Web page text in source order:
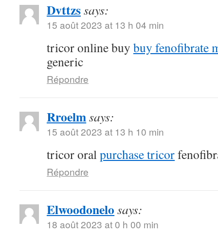
Dvttzssays:
15 août 2023 at 13 h 04 min
tricor online buy buy fenofibrate
generic
Répondre
Rroelmsays:
15 août 2023 at 13 h 10 min
tricor oralpurchase tricor
Répondre
Elwoodonelo says:
18 août 2023 at 0 h 00 min